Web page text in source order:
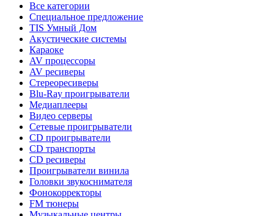
Все категории
Специальное предложение
TIS Умный Дом
Акустические системы
Караоке
AV процессоры
AV ресиверы
Стереоресиверы
Blu-Ray проигрыватели
Медиаплееры
Видео серверы
Сетевые проигрыватели
CD проигрыватели
CD транспорты
CD ресиверы
Проигрыватели винила
Головки звукоснимателя
Фонокорректоры
FM тюнеры